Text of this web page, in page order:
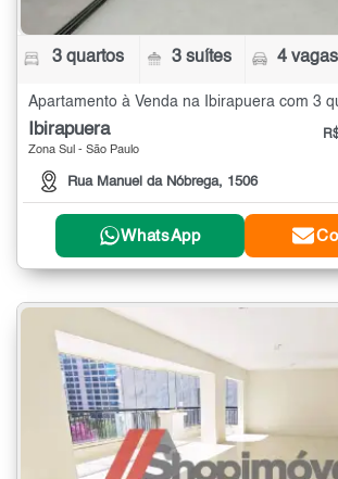
3 quartos 3 suítes 4 vagas
Apartamento à Venda na Ibirapuera com 3
Ibirapuera
Zona Sul - São Paulo
Rua Manuel da Nóbrega, 1506
WhatsApp